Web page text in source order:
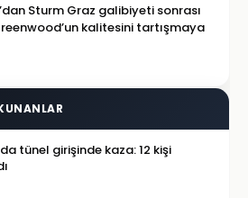
Sturm Graz galibiyeti sonrası
kalitesini tartışmaya
tünel girişinde kaza: 12 kişi